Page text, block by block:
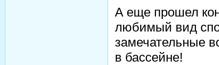
А еще прошел
любимый вид
замечательные
в бассейне!